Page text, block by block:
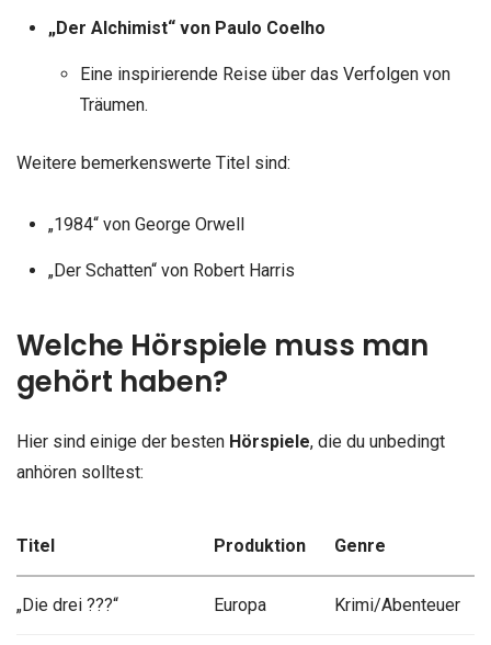
„Der Alchimist“ von Paulo Coelho
Eine inspirierende Reise über das Verfolgen von
Träumen.
Weitere bemerkenswerte Titel sind:
„1984“ von George Orwell
„Der Schatten“ von Robert Harris
Welche Hörspiele muss man
gehört haben?
Hier sind einige der besten Hörspiele, die du unbedingt
anhören solltest:
Titel Produktion Genre
„Die drei ???“ Europa Krimi/Abenteuer